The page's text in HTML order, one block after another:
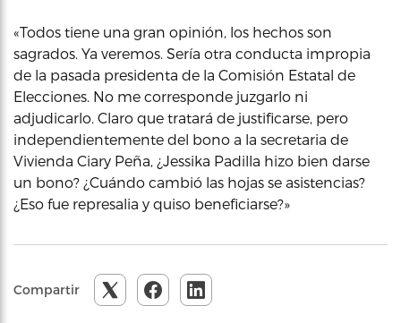
«Todos tiene una gran opinión, los hechos son
sagrados. Ya veremos. Sería otra conducta impropia
de la pasada presidenta de la Comisión Estatal de
Elecciones. No me corresponde juzgarlo ni
adjudicarlo. Claro que tratará de justificarse, pero
independientemente del bono a la secretaria de
Vivienda Ciary Peña, ¿Jessika Padilla hizo bien darse
un bono? ¿Cuándo cambió las hojas se asistencias?
¿Eso fue represalia y quiso beneficiarse?»
Compartir